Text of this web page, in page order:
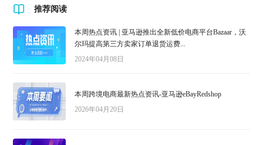
推荐阅读
本周热点资讯 | 亚马逊推出全新低价电商平台Bazaar，沃
尔玛提高第三方卖家订单退货运费...
2024年04月08日
本周跨境电商最新热点资讯-亚马逊eBayRedshop
2026年04月20日